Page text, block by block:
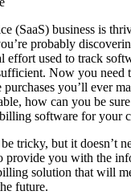
(SaaS) business is
probably
effort used to track
Now you need
you’ll ever
how can you be
software for your
tricky, but it doesn’t
provide you with the
solution that will
future.